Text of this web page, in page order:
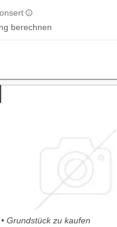
berechnen
Grundstück zu kaufen